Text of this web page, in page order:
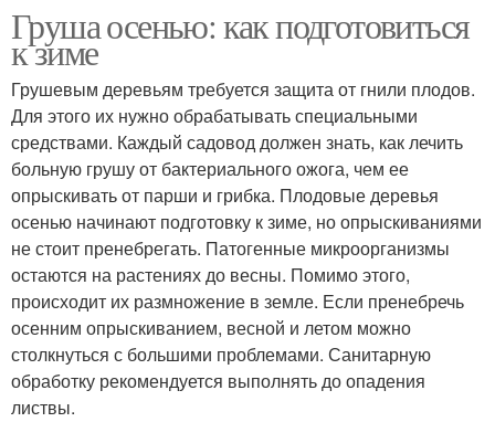
Груша осенью: как подготовиться
к зиме
Грушевым деревьям требуется защита от гнили плодов.
Для этого их нужно обрабатывать специальными
средствами. Каждый садовод должен знать, как лечить
больную грушу от бактериального ожога, чем ее
опрыскивать от парши и грибка. Плодовые деревья
осенью начинают подготовку к зиме, но опрыскиваниями
не стоит пренебрегать. Патогенные микроорганизмы
остаются на растениях до весны. Помимо этого,
происходит их размножение в земле. Если пренебречь
осенним опрыскиванием, весной и летом можно
столкнуться с большими проблемами. Санитарную
обработку рекомендуется выполнять до опадения
листвы.